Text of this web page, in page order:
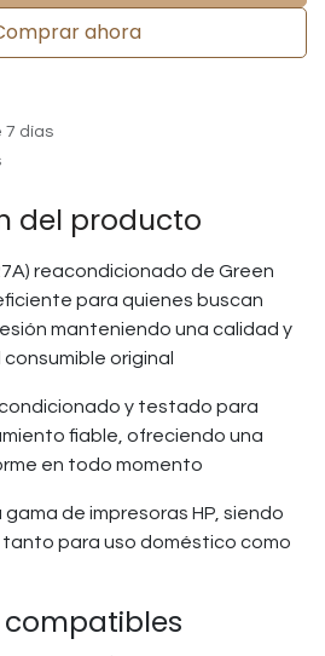
ahora
7 días
del producto
reacondicionado de Green
para quienes buscan
manteniendo una calidad y
original
y testado para
fiable, ofreciendo una
en todo momento
de impresoras HP, siendo
para uso doméstico como